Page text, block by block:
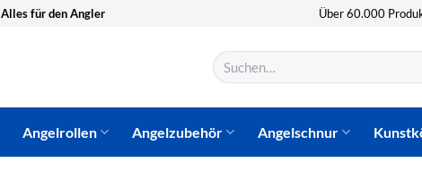
Alles für den Angler Über 60.000
Suchen
nach:
Angelrollen Angelzubehör Angelschnur